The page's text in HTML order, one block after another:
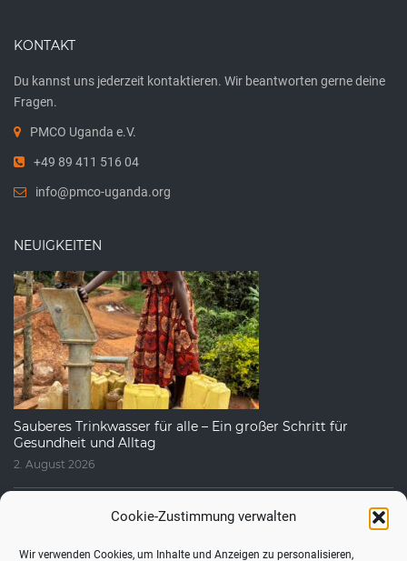
Cookie-Zustimmung verwalten
Wir verwenden Cookies, um Inhalte und Anzeigen zu personalisieren,
KONTAKT
Du kannst uns jederzeit kontaktieren. Wir beantworten gerne deine
Fragen.
PMCO Uganda e.V.
+49 89 411 516 04
info@pmco-uganda.org
NEUIGKEITEN
Sauberes Trinkwasser für alle – Ein großer Schritt für
Gesundheit und Alltag
2. August 2026